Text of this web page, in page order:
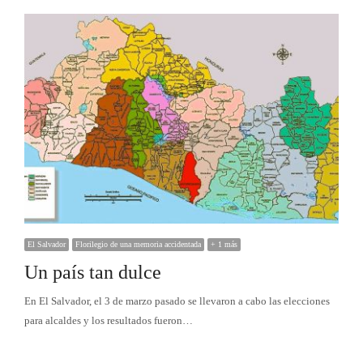
El Salvador Florilegio de una memoria accidentada + 1 más
Un país tan dulce
En El Salvador, el 3 de marzo pasado se llevaron a cabo las elecciones
para alcaldes y los resultados fueron…